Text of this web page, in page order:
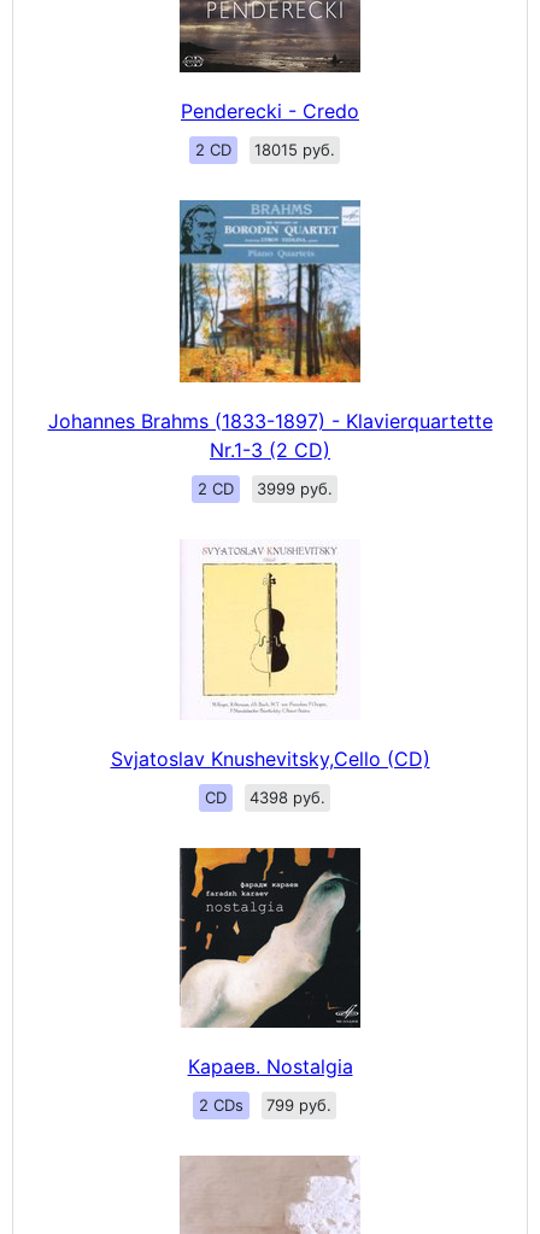
Penderecki - Credo
2 CD 18015 руб.
Johannes Brahms (1833-1897) - Klavierquartette
Nr.1-3 (2 CD)
2 CD 3999 руб.
Svjatoslav Knushevitsky,Cello (CD)
CD 4398 руб.
Караев. Nostalgia
2 CDs 799 руб.